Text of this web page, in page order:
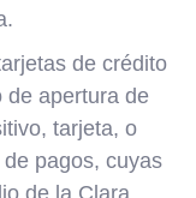
de crédito
de apertura de
tarjeta, o
pagos, cuyas
de la Clara